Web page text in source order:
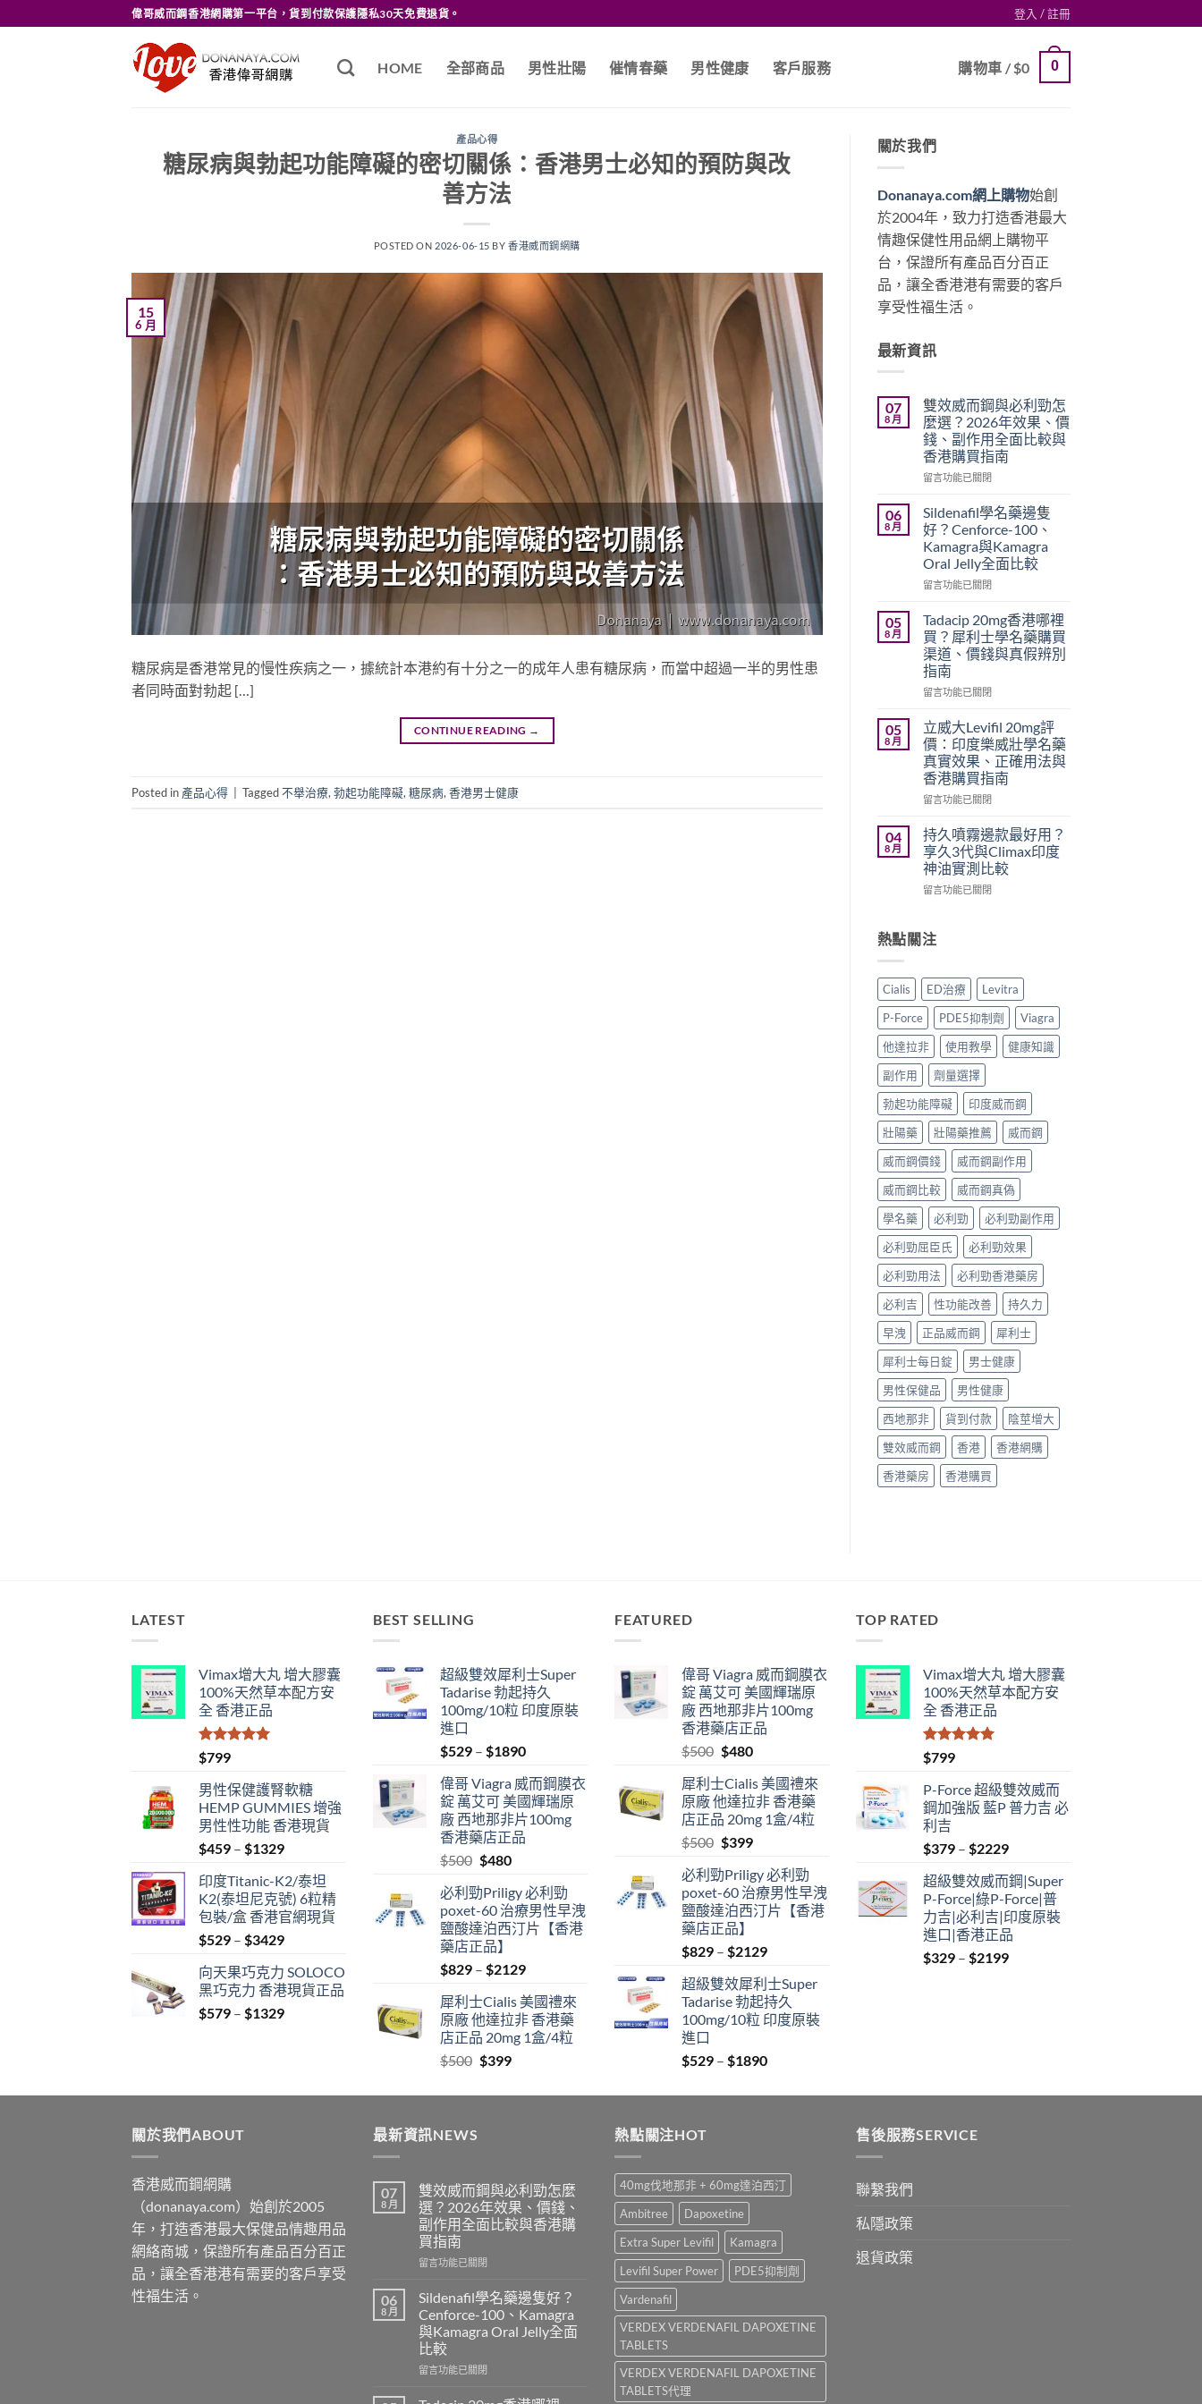
to
偉哥威而鋼香港網購第一平台，貨到付款保護隱私30天免費退貨。 登入 / 註冊
HOME 全部商品 男性壯陽 催情春藥 男性健康 客戶服務 購物車 /$0 0
產品心得
糖尿病與勃起功能障礙的密切關係：香港男士必知的預防與改
善方法
POSTED ON 2026-06-15 BY香港威而鋼網購
15
6 月
糖尿病是香港常見的慢性疾病之一，據統計本港約有十分之一的成年人患有糖尿病，而當中超過一半的男性患
者同時面對勃起 […]
CONTINUE READING →
Posted in 產品心得 | Tagged不舉治療, 勃起功能障礙, 糖尿病, 香港男士健康
關於我們
Donanaya.com網上購物始創
於2004年，致力打造香港最大
情趣保健性用品網上購物平
台，保證所有產品百分百正
品，讓全香港港有需要的客戶
享受性福生活。
最新資訊
07
8 月
雙效威而鋼與必利勁怎
麼選？2026年效果、價
錢、副作用全面比較與
香港購買指南
在
效
威
而
鋼
與
必
勁
怎
麼
選？
2026
年
果、
價
錢、
副
作
用
面
比
較
與
香
買
指
中
留言功能已關閉
06
8 月
Sildenafil學名藥邊隻
好？Cenforce-100、
Kamagra與Kamagra
Oral Jelly全面比較
在
學
名
藥
邊
隻
好？
100、
Kamagra
與
Kamagra
Oral
Jelly
面
比
較〉
中
留言功能已關閉
05
8 月
Tadacip 20mg香港哪裡
買？犀利士學名藥購買
渠道、價錢與真假辨別
指南
在
20mg
香
港
哪
裡
買？
利
士
學
名
藥
渠
道、
錢
與
真
假
辨
別
南〉
中
留言功能已關閉
05
8 月
立威大Levifil 20mg評
價：印度樂威壯學名藥
真實效果、正確用法與
香港購買指南
在
威
大
Levifil
20mg
評
度
壯
學
名
藥
真
實
果、
正
確
法
與
香
港
購
指
南〉
中
留言功能已關閉
04
8 月
持久噴霧邊款最好用？
享久3代與Climax印度
神油實測比較
在
噴
霧
款
最
好
用？
享
久
代
與
Climax
度
神
油
實
測
較〉
中
留言功能已關閉
熱點關注
Cialis ED治療
Levitra
P-Force
PDE5抑制劑
Viagra
他達拉非
使用教學
健康知識
副作用
劑量選擇
勃起功能障礙
印度威而鋼
壯陽藥
壯陽藥推薦
威而鋼
威而鋼價錢
威而鋼副作用
威而鋼比較
威而鋼真偽
學名藥
必利勁
必利勁副作用
必利勁屈臣氏
必利勁效果
必利勁用法
必利勁香港藥房
必利吉
性功能改善
持久力
早洩
正品威而鋼
犀利士
犀利士每日錠
男士健康
男性保健品
男性健康
西地那非
貨到付款
陰莖增大
雙效威而鋼
香港
香港網購
香港藥房
香港購買
LATEST
Vimax增大丸 增大膠囊
100%天然草本配方安
全 香港正品
評分
滿分 5
$799
男性保健護腎軟糖
HEMP GUMMIES 增強
男性性功能 香港現貨
$459 – $1329Price
$459
through
$1329
印度Titanic-K2/泰坦
K2(泰坦尼克號) 6粒精
包裝/盒 香港官網現貨
$529 – $3429Price
$529
through
$3429
向天果巧克力 SOLOCO
黑巧克力 香港現貨正品
$579 – $1329Price
BEST SELLING
超級雙效犀利士Super
Tadarise 勃起持久
100mg/10粒 印度原裝
進口
$529 – $1890Price
$529
through
$1890
偉哥 Viagra 威而鋼膜衣
錠 萬艾可 美國輝瑞原
廠 西地那非片100mg
香港藥店正品
$500 Original
was:
$500.
$480Current
is:
$480.
必利勁Priligy 必利勁
poxet-60 治療男性早洩
鹽酸達泊西汀片【香港
藥店正品】
$829 – $2129Price
$829
through
$2129
犀利士Cialis 美國禮來
原廠 他達拉非 香港藥
店正品 20mg 1盒/4粒
$500 Original
was:
$399Current
is:
FEATURED
偉哥 Viagra 威而鋼膜衣
錠 萬艾可 美國輝瑞原
廠 西地那非片100mg
香港藥店正品
$500 Original
was:
$500.
$480Current
is:
$480.
犀利士Cialis 美國禮來
原廠 他達拉非 香港藥
店正品 20mg 1盒/4粒
$500 Original
was:
$500.
$399Current
is:
$399.
必利勁Priligy 必利勁
poxet-60 治療男性早洩
鹽酸達泊西汀片【香港
藥店正品】
$829 – $2129Price
$829
through
$2129
超級雙效犀利士Super
Tadarise 勃起持久
100mg/10粒 印度原裝
進口
$529 – $1890Price
$529
TOP RATED
Vimax增大丸 增大膠囊
100%天然草本配方安
全 香港正品
評分
滿分 5
$799
P-Force 超級雙效威而
鋼加強版 藍P 普力吉 必
利吉
$379 – $2229Price
$379
through
$2229
超級雙效威而鋼|Super
P-Force|綠P-Force|普
力吉|必利吉|印度原裝
進口|香港正品
$329 – $2199Price
關於我們ABOUT
香港威而鋼網購
（donanaya.com）始創於2005
年，打造香港最大保健品情趣用品
網絡商城，保證所有產品百分百正
品，讓全香港港有需要的客戶享受
性福生活。
最新資訊NEWS
07
8 月
雙效威而鋼與必利勁怎麼
選？2026年效果、價錢、
副作用全面比較與香港購
買指南
在
效
威
而
鋼
與
必
勁
留言功能已關閉
06
8 月
Sildenafil學名藥邊隻好？
Cenforce-100、Kamagra
與Kamagra Oral Jelly全面
比較
在
學
留言功能已關閉
熱點關注HOT
40mg伐地那非 + 60mg達泊西汀
Ambitree
Dapoxetine
Extra Super Levifil
Kamagra
Levifil Super Power
PDE5抑制劑
Vardenafil
VERDEX VERDENAFIL DAPOXETINE
TABLETS
VERDEX VERDENAFIL DAPOXETINE
TABLETS代理
售後服務SERVICE
聯繫我們
私隱政策
退貨政策